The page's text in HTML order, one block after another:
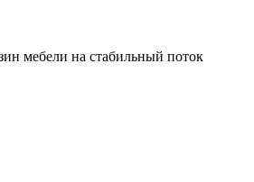
мебели на стабильный поток